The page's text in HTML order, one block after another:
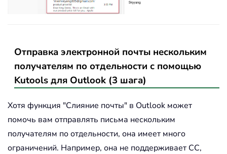
Отправка электронной почты нескольким
получателям по отдельности с помощью
Kutools для Outlook (3 шага)
Хотя функция "Слияние почты" в Outlook может
помочь вам отправлять письма нескольким
получателям по отдельности, она имеет много
ограничений. Например, она не поддерживает CC,